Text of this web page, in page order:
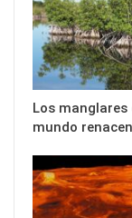
Los manglares
mundo renacen